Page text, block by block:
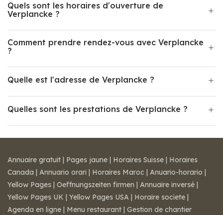
Quels sont les horaires d'ouverture de
Verplancke ?
Comment prendre rendez-vous avec Verplancke
?
Quelle est l'adresse de Verplancke ?
Quelles sont les prestations de Verplancke ?
Annuaire gratuit | Pages jaune | Horaires Suisse | Horaires
Canada | Annuario orari | Horaires Maroc | Anuario-horario |
Yellow Pages | Oeffnungszeiten firmen | Annuaire inversé |
Yellow Pages UK | Yellow Pages USA | Horaire societe |
Agenda en ligne | Menu restaurant | Gestion de chantier